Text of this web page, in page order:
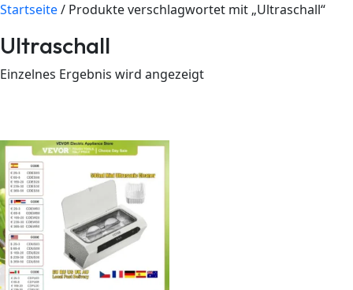
Startseite/ Produkte verschlagwortet mit „Ultraschall“
Ultraschall
Einzelnes Ergebnis wird angezeigt